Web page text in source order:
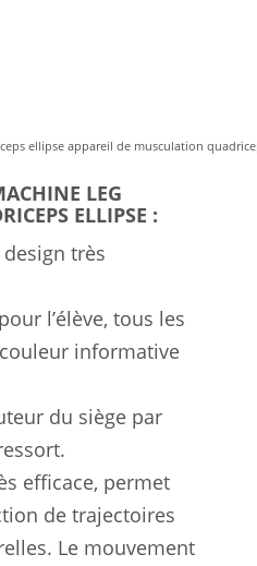
ellipse appareil de musculation
LEG
ELLIPSE :
très
l’élève, tous les
informative
du siège par
efficace, permet
de trajectoires
Le mouvement